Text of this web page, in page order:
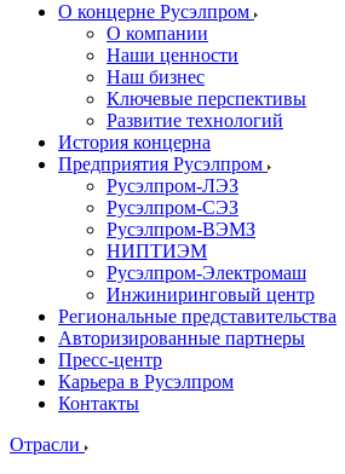
О концерне Русэлпром
О компании
Наши ценности
Наш бизнес
Ключевые перспективы
Развитие технологий
История концерна
Предприятия Русэлпром
Русэлпром-ЛЭЗ
Русэлпром-СЭЗ
Русэлпром-ВЭМЗ
НИПТИЭМ
Русэлпром-Электромаш
Инжиниринговый центр
Региональные представительства
Авторизированные партнеры
Пресс-центр
Карьера в Русэлпром
Контакты
Отрасли